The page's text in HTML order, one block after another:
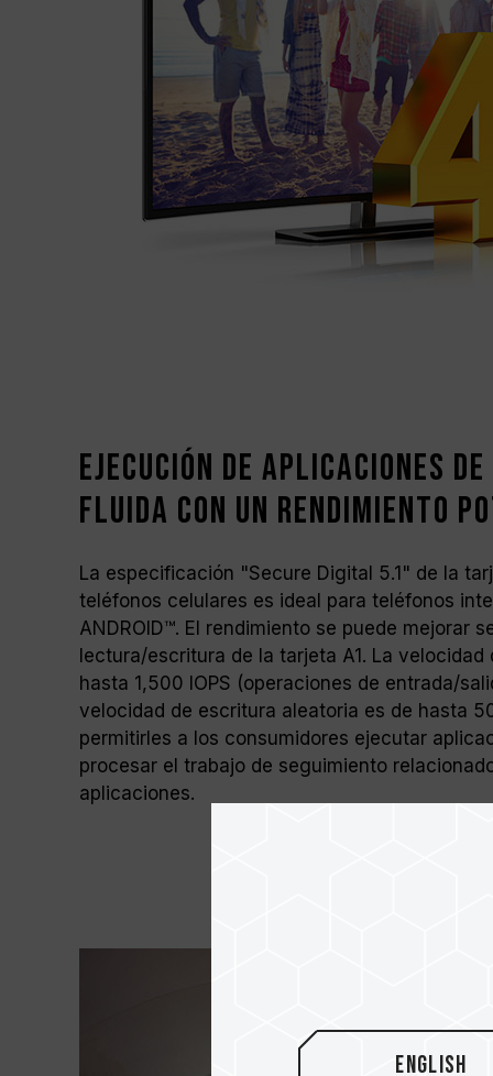
Ejecución de aplicaciones
fluida con un rendimiento
La especificación "Secure Digital 5.1" de la
teléfonos celulares es ideal para teléfonos
ANDROID™. El rendimiento se puede mejorar
lectura/escritura de la tarjeta A1. La
hasta 1,500 IOPS (operaciones de entrada/
velocidad de escritura aleatoria es de hasta
permitirles a los consumidores ejecutar
procesar el trabajo de seguimiento
aplicaciones.
English